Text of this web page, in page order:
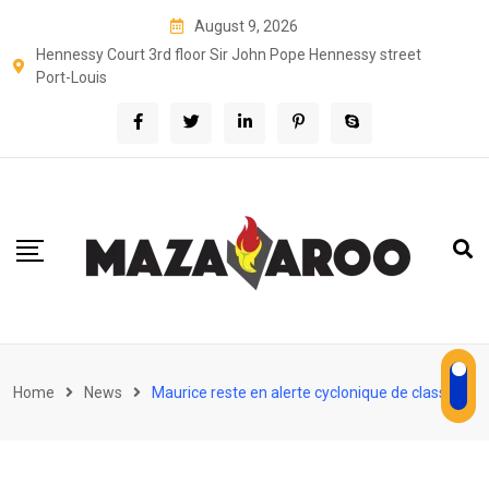
content
August 9, 2026
Hennessy Court 3rd floor Sir John Pope Hennessy street
Port-Louis
Home News Maurice reste en alerte cyclonique de classe 3